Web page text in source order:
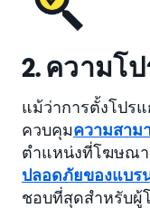
2. ความโ
แม้ว่าการตั้งโปร
ควบคุมความสาม
ตำแหน่งที่โฆษณ
ปลอดภัยของแบร
ชอบที่สุดสำหรับผู้